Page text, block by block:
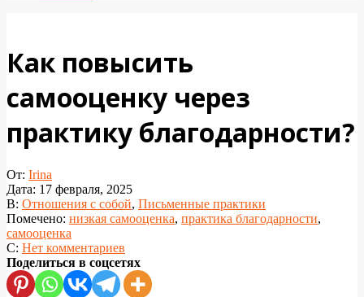
Как повысить
самооценку через
практику благодарности?
От: Irina
Дата: 17 февраля, 2025
В: Отношения с собой, Письменные практики
Помечено: низкая самооценка, практика благодарности,
самооценка
С: Нет комментариев
Поделиться в соцсетях